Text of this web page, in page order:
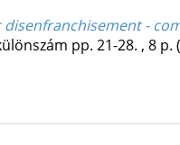
-
pp. 21-28. , 8 p.